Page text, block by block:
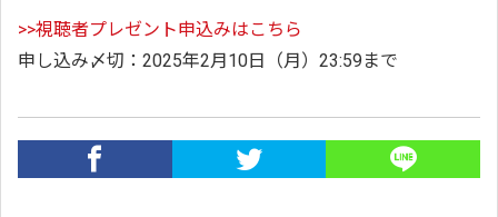
>>視聴者プレゼント申込みはこちら
申し込み〆切：2025年2月10日（月）23:59まで